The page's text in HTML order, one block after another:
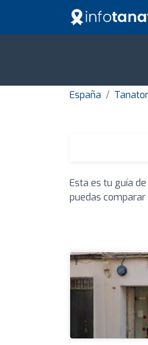
España
Esta es tu guía de
puedas